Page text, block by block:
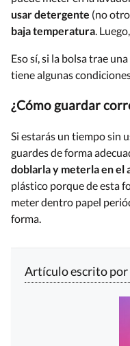
usar detergente (no
baja temperatura .
Eso sí, si la bolsa trae
tiene algunas
¿Cómo guardar
Si estarás un tiempo sin
guardes de forma
doblarla y meterla en el
plástico porque de esta
meter dentro papel
forma.
Artículo escrito por